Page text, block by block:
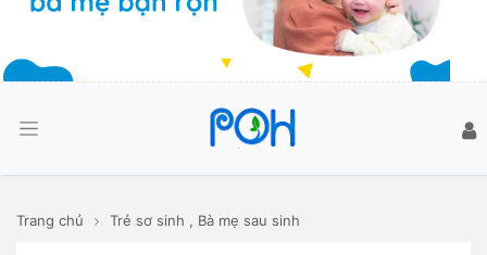
Trang chủ Trẻ sơ sinh , Bà mẹ sau sinh